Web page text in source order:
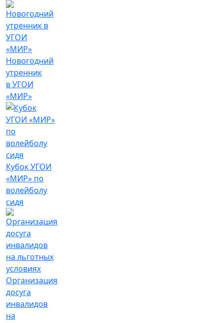
Новогодний
утренник
в УГОИ
«МИР»
Кубок УГОИ
«МИР» по
волейболу
сидя
Организация
досуга
инвалидов
на